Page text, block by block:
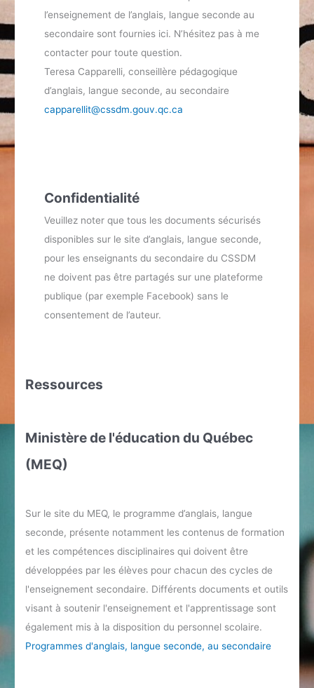
l’enseignement de l’anglais, langue seconde au
secondaire sont fournies ici. N’hésitez pas à me
contacter pour toute question.
Teresa Capparelli, conseillère pédagogique
d’anglais, langue seconde, au secondaire
capparellit@cssdm.gouv.qc.ca
Confidentialité
Veuillez noter que tous les documents sécurisés
disponibles sur le site d’anglais, langue seconde,
pour les enseignants du secondaire du CSSDM
ne doivent pas être partagés sur une plateforme
publique (par exemple Facebook) sans le
consentement de l’auteur.
Ressources
Ministère de l'éducation du Québec
(MEQ)
Sur le site du MEQ, le programme d’anglais, langue
seconde, présente notamment les contenus de formation
et les compétences disciplinaires qui doivent être
développées par les élèves pour chacun des cycles de
l'enseignement secondaire. Différents documents et outils
visant à soutenir l'enseignement et l'apprentissage sont
également mis à la disposition du personnel scolaire.
Programmes d'anglais, langue seconde, au secondaire